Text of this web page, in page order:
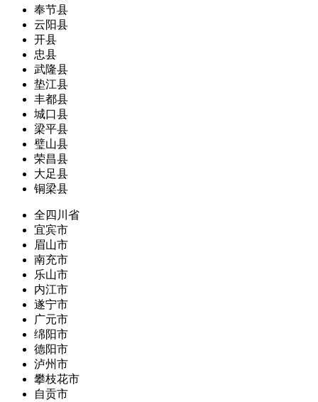
奉节县
云阳县
开县
忠县
武隆县
垫江县
丰都县
城口县
梁平县
璧山县
荣昌县
大足县
铜梁县
全四川省
宜宾市
眉山市
南充市
乐山市
内江市
遂宁市
广元市
绵阳市
德阳市
泸州市
攀枝花市
自贡市